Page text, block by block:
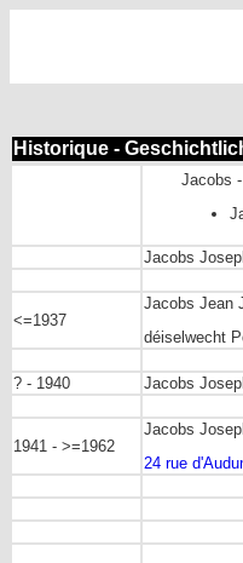
Historique -
Jacobs
Jacobs
<=1937
Jacobs Jean
déiselwecht
? - 1940 Jacobs
1941 - >=1962
Jacobs
24 rue